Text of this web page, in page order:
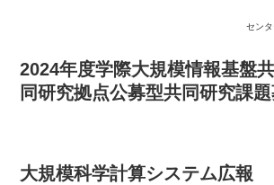
セン
2024年度学際大規模情報基盤
同研究拠点公募型共同研究課
大規模科学計算システム広報